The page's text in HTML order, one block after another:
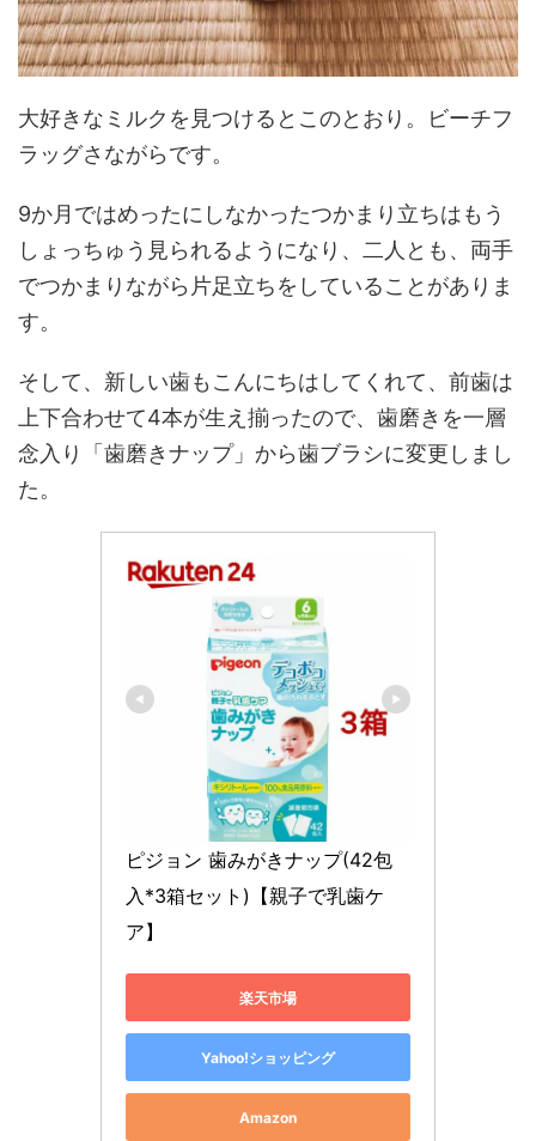
大好きなミルクを見つけるとこのとおり。ビーチフ
ラッグさながらです。
9か月ではめったにしなかったつかまり立ちはもう
しょっちゅう見られるようになり、二人とも、両手
でつかまりながら片足立ちをしていることがありま
す。
そして、新しい歯もこんにちはしてくれて、前歯は
上下合わせて4本が生え揃ったので、歯磨きを一層
念入り「歯磨きナップ」から歯ブラシに変更しまし
た。
ピジョン 歯みがきナップ(42包
入*3箱セット)【親子で乳歯ケ
ア】
楽天市場
Yahoo!ショッピング
Amazon